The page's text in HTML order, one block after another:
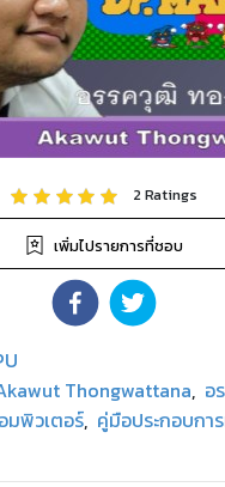
2Ratings
เพิ่มไปรายการที่ชอบ
Thongwattana, อ
มพิวเตอร์, คู่มือประกอบกา